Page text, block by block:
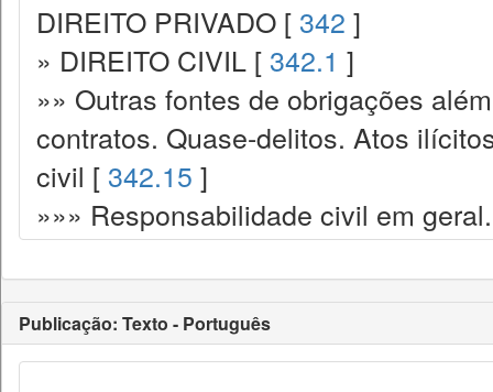
DIREITO PRIVADO [ 342 ]
» DIREITO CIVIL [ 342.1 ]
»» Outras fontes de obrigações
contratos. Quase-delitos. Atos
civil [ 342.15 ]
»»» Responsabilidade civil em
Publicação: Texto - Português